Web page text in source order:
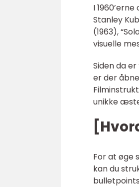
I
Stanley
(1963),
visuelle
Siden da
er der
unikke
For at øge
kan du